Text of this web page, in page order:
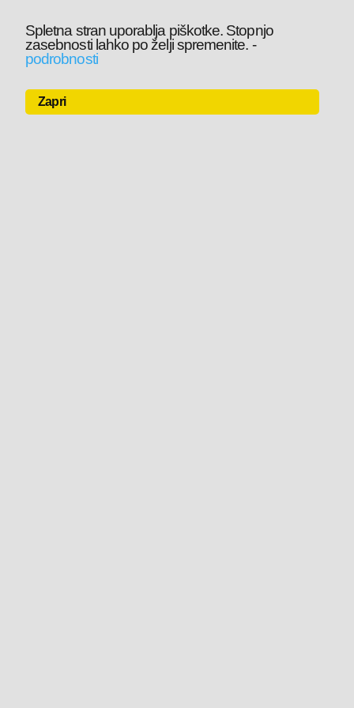
Spletna stran uporablja piškotke. Stopnjo
zasebnosti lahko po želji spremenite. -
podrobnosti
Zapri